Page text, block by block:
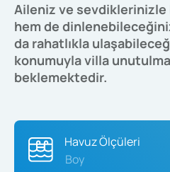
Aileniz ve
hem de
da rahatlıkla
konumuyla villa
beklemektedir.
Havuz Ölçüleri
Boy